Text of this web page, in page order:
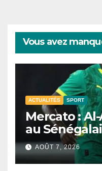
Vous avez
ACTUALITÉS SPORT
Mercato :
au
AOÛT 7, 2026